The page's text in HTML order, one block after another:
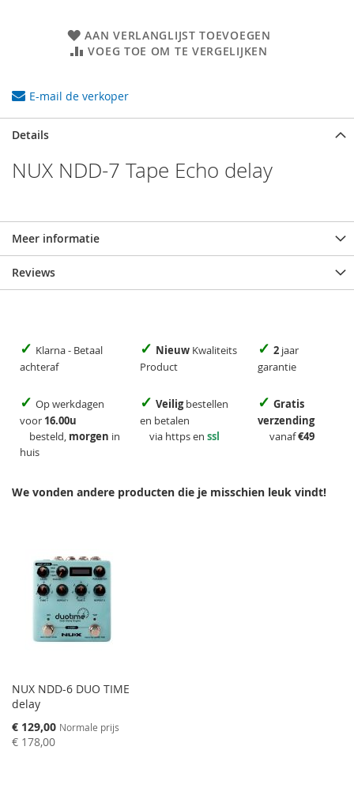
AAN VERLANGLIJST TOEVOEGEN
VOEG TOE OM TE VERGELIJKEN
E-mail de verkoper
Details
NUX NDD-7 Tape Echo delay
Meer informatie
Reviews
✓ Klarna - Betaal
achteraf
✓ Nieuw Kwaliteits
Product
✓ 2 jaar
garantie
✓ Op werkdagen
voor 16.00u
besteld, morgen in
huis
✓ Veiligbestellen
en betalen
via https en ssl
✓ Gratis
verzending
vanaf€49
We vonden andere producten die je misschien leuk vindt!
NUX NDD-6 DUO TIME
delay
Speciale
prijs
€ 129,00 Normale prijs
€ 178,00